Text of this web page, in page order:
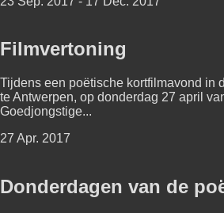
Filmvertoning
Tijdens een poëtische kortfilmavond in
te Antwerpen, op donderdag 27 april
Goedjongstige...
27 Apr. 2017
Donderdagen van de